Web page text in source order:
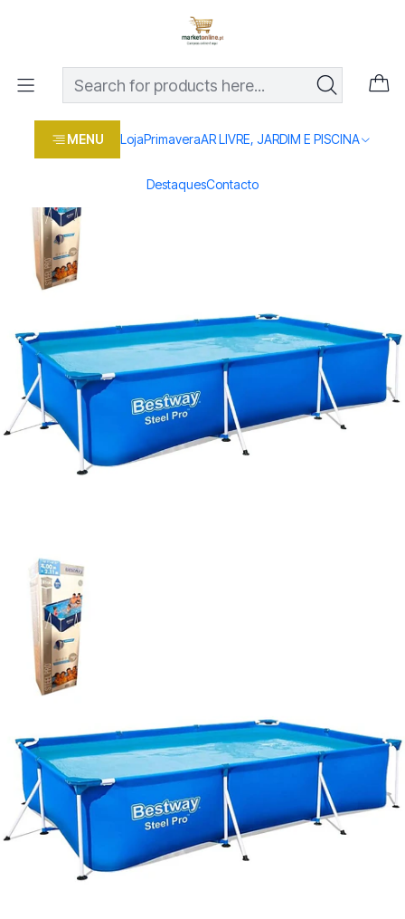
MENU LojaPrimaveraAR LIVRE, JARDIM E PISCINA
DestaquesContacto
Os melhores preços em produtos para casa, jardim e bricolage
Loja Casa e conforto AR LIVRE, JARDIM E PISCINA
PISCINA INSUFLAVEL 4.X2.11X81 56424